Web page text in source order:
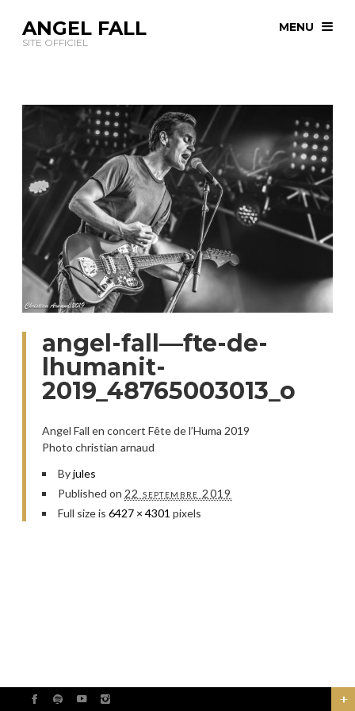
ANGEL FALL
SITE OFFICIEL
MENU
angel-fall—fte-de-
lhumanit-
2019_48765003013_o
Angel Fall en concert Fête de l’Huma 2019
Photo christian arnaud
Byjules
Published on 22 septembre 2019
Full size is 6427 × 4301 pixels